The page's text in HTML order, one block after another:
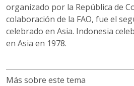
organizado por la República de
colaboración de la FAO, fue el
celebrado en Asia. Indonesia
en Asia en 1978.
Más sobre este tema